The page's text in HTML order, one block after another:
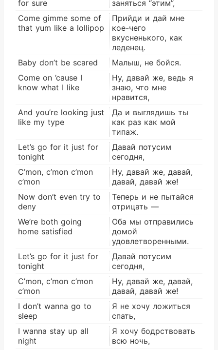
for sure
заняться “этим”,
Come gimme some of
that yum like a lollipop
Прийди и дай мне
кое-чего
вкусненького, как
леденец.
Baby don’t be scared
Малыш, не бойся.
Come on ’cause I
know what I like
Ну, давай же, ведь я
знаю, что мне
нравится,
And you’re looking just
like my type
Да и выглядишь ты
как раз как мой
типаж.
Let’s go for it just for
tonight
Давай потусим
сегодня,
C’mon, c’mon c’mon
c’mon
Ну, давай же, давай,
давай, давай же!
Now don’t even try to
deny
Теперь и не пытайся
отрицать —
We’re both going
home satisfied
Оба мы отправились
домой
удовлетворенными.
Let’s go for it just for
tonight
Давай потусим
сегодня,
C’mon, c’mon c’mon
c’mon
Ну, давай же, давай,
давай, давай же!
I don’t wanna go to
sleep
Я не хочу ложиться
спать,
I wanna stay up all
night
Я хочу бодрствовать
всю ночь,